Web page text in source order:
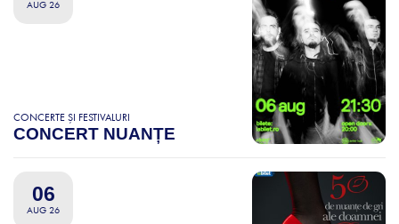
AUG 26
CONCERTE ȘI FESTIVALURI
CONCERT NUANȚE
06
AUG 26